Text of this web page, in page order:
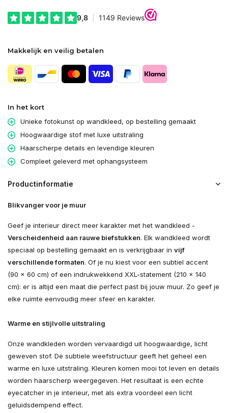
Makkelijk en veilig betalen
In het kort
Unieke fotokunst op wandkleed, op bestelling gemaakt
Hoogwaardige stof met luxe uitstraling
Haarscherpe details en levendige kleuren
Compleet geleverd met ophangsysteem
Productinformatie
Blikvanger voor je muur
Geef je interieur direct meer karakter met het wandkleed -
Verscheidenheid aan rauwe biefstukken. Elk wandkleed wordt
speciaal op bestelling gemaakt en is verkrijgbaar in vijf
verschillende formaten. Of je nu kiest voor een subtiel accent
(90 × 60 cm) of een indrukwekkend XXL-statement (210 × 140
cm): er is altijd een maat die perfect past bij jouw muur. Zo geef je
elke ruimte eenvoudig meer sfeer en karakter.
Warme en stijlvolle uitstraling
Onze wandkleden worden vervaardigd uit hoogwaardige, licht
geweven stof. De subtiele weefstructuur geeft het geheel een
warme en luxe uitstraling. Kleuren komen mooi tot leven en details
worden haarscherp weergegeven. Het resultaat is een echte
eyecatcher in je interieur, met als extra voordeel een licht
geluidsdempend effect.